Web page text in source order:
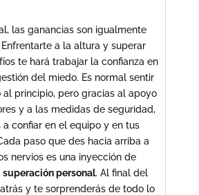
las ganancias son igualmente
a la altura y superar
te hará trabajar la confianza en
del miedo. Es normal sentir
principio, pero gracias al apoyo
y a las medidas de seguridad,
a confiar en el equipo y en tus
paso que des hacia arriba a
nervios es una inyección de
superación personal. Al final del
y te sorprenderás de todo lo